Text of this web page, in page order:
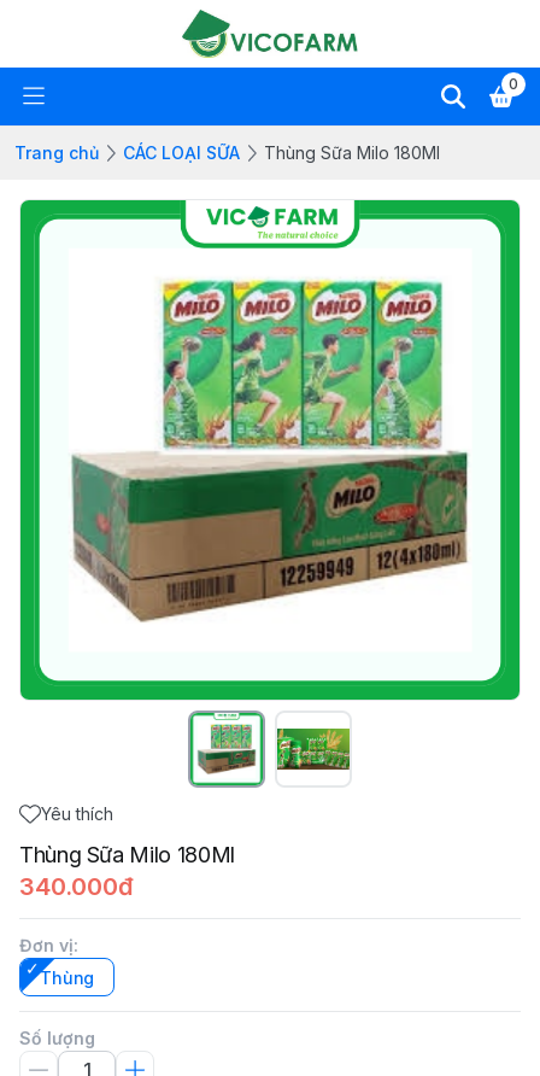
0
Trang chủ CÁC LOẠI SỮA Thùng Sữa Milo 180Ml
Yêu thích
Thùng Sữa Milo 180Ml
340.000đ
Đơn vị:
Thùng
Số lượng